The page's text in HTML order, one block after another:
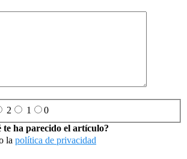
2 1
0
te ha parecido el artículo?
la política de privacidad